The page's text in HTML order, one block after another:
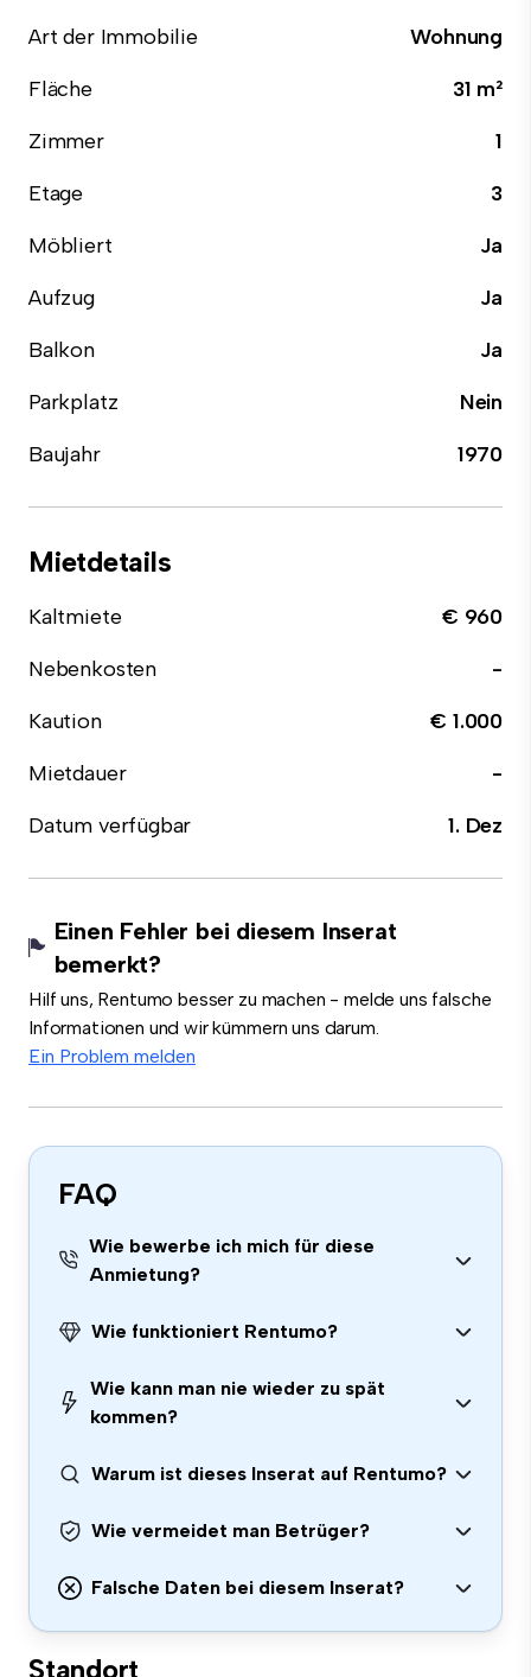
Art der Immobilie
Wohnung
Fläche
31 m²
Zimmer
1
Etage
3
Möbliert
Ja
Aufzug
Ja
Balkon
Ja
Parkplatz
Nein
Baujahr
1970
Mietdetails
Kaltmiete
€ 960
Nebenkosten
-
Kaution
€ 1.000
Mietdauer
-
Datum verfügbar
1. Dez
Einen Fehler bei diesem Inserat
bemerkt?
Hilf uns, Rentumo besser zu machen - melde uns falsche
Informationen und wir kümmern uns darum.
Ein Problem melden
FAQ
Wie bewerbe ich mich für diese
Anmietung?
Wie funktioniert Rentumo?
Wie kann man nie wieder zu spät
kommen?
Warum ist dieses Inserat auf Rentumo?
Wie vermeidet man Betrüger?
Falsche Daten bei diesem Inserat?
Standort